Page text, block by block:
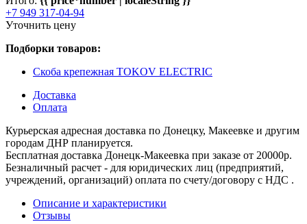
+7 949 317-04-94
Уточнить цену
Подборки товаров:
Скоба крепежная TOKOV ELECTRIC
Доставка
Оплата
Курьерская адресная доставка по Донецку, Макеевке и другим
городам ДНР планируется.
Бесплатная доставка Донецк-Макеевка при заказе от 20000р.
Безналичный расчет - для юридических лиц (предприятий,
учреждений, организаций) оплата по счету/договору с НДС .
Описание и характеристики
Отзывы